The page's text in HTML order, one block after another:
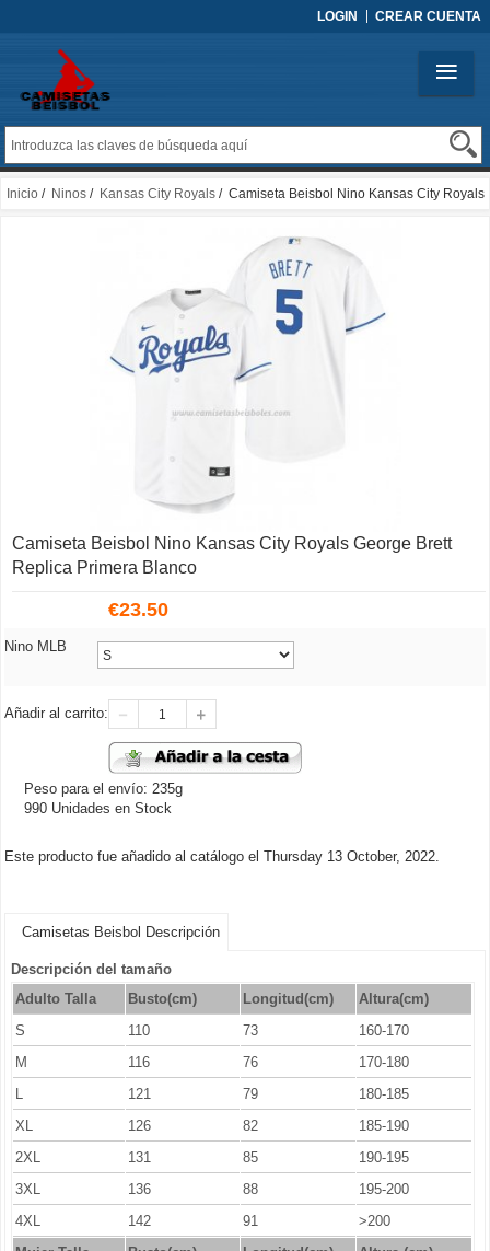
LOGIN CREAR CUENTA
Inicio / Ninos / Kansas City Royals / Camiseta Beisbol Nino Kansas City Royals
Camiseta Beisbol Nino Kansas City Royals George Brett
Replica Primera Blanco
€23.50
Nino MLB
Añadir al carrito:
Peso para el envío: 235g
990 Unidades en Stock
Este producto fue añadido al catálogo el Thursday 13 October, 2022.
Camisetas Beisbol Descripción
Descripción del tamaño
Adulto Talla
Busto(cm) Longitud(cm)
Altura(cm)
S
110 73
160-170
M
116 76
170-180
L
121 79
180-185
XL
126 82
185-190
2XL
131 85
190-195
3XL
136 88
195-200
4XL
142 91
>200